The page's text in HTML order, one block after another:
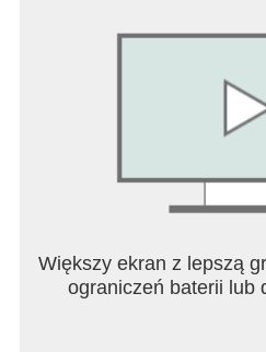
Większy ekran z lepszą
ograniczeń baterii lub